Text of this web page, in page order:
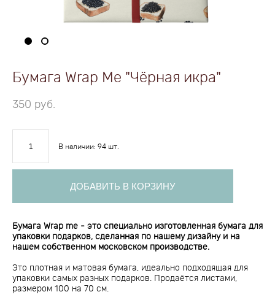
Бумага Wrap Me "Чёрная икра"
350 pуб.
В наличии: 94 шт.
ДОБАВИТЬ В КОРЗИНУ
Бумага Wrap me - это специально изготовленная бумага для
упаковки подарков, сделанная по нашему дизайну и на
нашем собственном московском производстве.
Это плотная и матовая бумага, идеально подходящая для
упаковки самых разных подарков. Продаётся листами,
размером 100 на 70 см.